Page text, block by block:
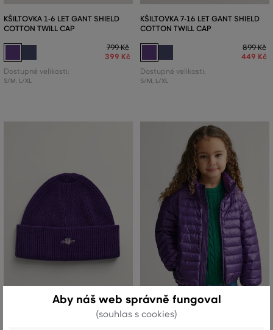
KŠILTOVKA 1-6 LET GANT SHIELD
COTTON TWILL CAP
799 Kč
399 Kč
Dostupné velikosti:
S/M, L/XL
KŠILTOVKA 7-16 LET GANT SHIELD
COTTON TWILL CAP
899 Kč
449 Kč
Dostupné velikosti:
S/M, L/XL
SLEVA -50%
Aby náš web správně fungoval
(souhlas s cookies)